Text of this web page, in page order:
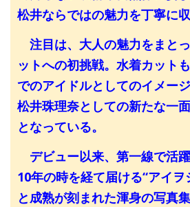
松井ならではの魅力を丁寧に収
注目は、大人の魅力をまと
ットへの初挑戦。水着カット
でのアイドルとしてのイメー
松井珠理奈としての新たな一
となっている。
デビュー以来、第一線で活躍
10年の時を経て届ける“アイ
と成熟が刻まれた渾身の写真